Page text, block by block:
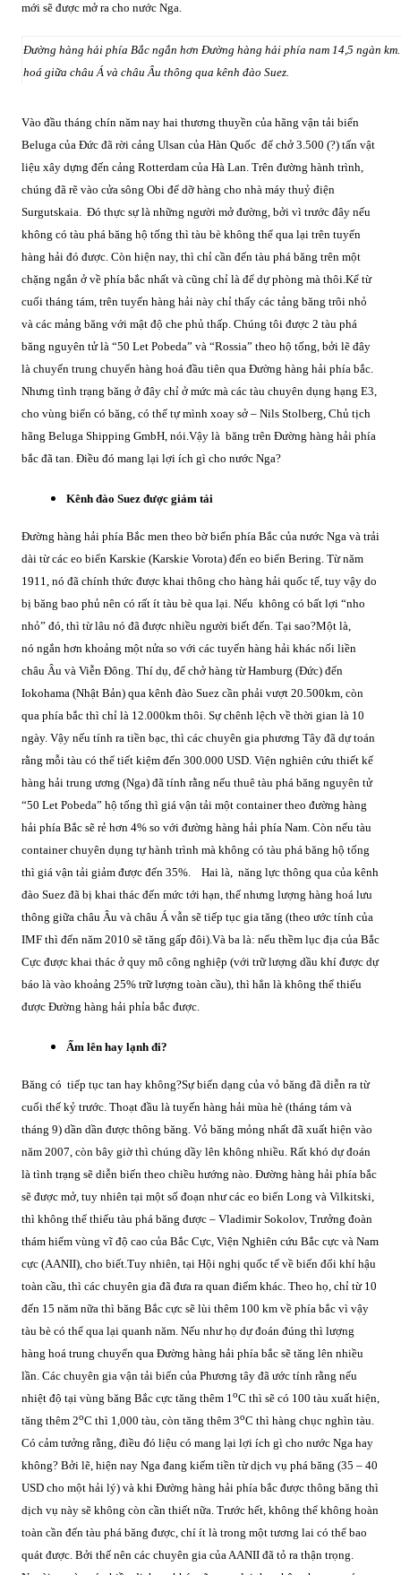
mới sẽ được mở ra cho nước Nga.
Đường hàng hải phía Bắc ngắn hơn Đường hàng hải phía nam 14,5 ngàn
hoá giữa châu Á và châu Âu thông qua kênh đào Suez.
Vào đầu tháng chín năm nay hai thương thuyền của hãng vận tải biển
Beluga của Đức đã rời cảng Ulsan của Hàn Quốc để chở 3.500 (?) tấn vật
liệu xây dựng đến cảng Rotterdam của Hà Lan. Trên đường hành trình,
chúng đã rẽ vào cửa sông Obi để dỡ hàng cho nhà máy thuỷ điện
Surgutskaia. Đó thực sự là những người mở đường, bởi vì trước đây nếu
không có tàu phá băng hộ tống thì tàu bè không thể qua lại trên tuyến
hàng hải đó được. Còn hiện nay, thì chỉ cần đến tàu phá băng trên một
chặng ngắn ở về phía bắc nhất và cũng chỉ là để dự phòng mà thôi.Kể từ
cuối tháng tám, trên tuyến hàng hải này chỉ thấy các tảng băng trôi nhỏ
và các mảng băng với mật độ che phủ thấp. Chúng tôi được 2 tàu phá
băng nguyên tử là “50 Let Pobeda” và “Rossia” theo hộ tống, bởi lẽ đây
là chuyến trung chuyển hàng hoá đầu tiên qua Đường hàng hải phía bắc.
Nhưng tình trạng băng ở đây chỉ ở mức mà các tàu chuyên dụng hạng E3,
cho vùng biển có băng, có thể tự mình xoay sở – Nils Stolberg, Chủ tịch
hãng Beluga Shipping GmbH, nói.Vậy là băng trên Đường hàng hải phía
bắc đã tan. Điều đó mang lại lợi ích gì cho nước Nga?
Kênh đào Suez được giảm tải
Đường hàng hải phía Bắc men theo bờ biển phía Bắc của nước Nga và trải
dài từ các eo biển Karskie (Karskie Vorota) đến eo biển Bering. Từ năm
1911, nó đã chính thức được khai thông cho hàng hải quốc tế, tuy vậy do
bị băng bao phủ nên có rất ít tàu bè qua lại. Nếu không có bất lợi “nho
nhỏ” đó, thì từ lâu nó đã được nhiều người biết đến. Tại sao?Một là,
nó ngắn hơn khoảng một nửa so với các tuyến hàng hải khác nối liền
châu Âu và Viễn Đông. Thí dụ, để chở hàng từ Hamburg (Đức) đến
Iokohama (Nhật Bản) qua kênh đào Suez cần phải vượt 20.500km, còn
qua phía bắc thì chỉ là 12.000km thôi. Sự chênh lệch về thời gian là 10
ngày. Vậy nếu tính ra tiền bạc, thì các chuyên gia phương Tây đã dự toán
rằng mỗi tàu có thể tiết kiệm đến 300.000 USD. Viện nghiên cứu thiết kế
hàng hải trung ương (Nga) đã tính rằng nếu thuê tàu phá băng nguyên tử
“50 Let Pobeda” hộ tống thì giá vận tải một container theo đường hàng
hải phía Bắc sẽ rẻ hơn 4% so với đường hàng hải phía Nam. Còn nếu tàu
container chuyên dụng tự hành trình mà không có tàu phá băng hộ tống
thì giá vận tải giảm được đến 35%. Hai là, năng lực thông qua của kênh
đào Suez đã bị khai thác đến mức tới hạn, thế nhưng lượng hàng hoá lưu
thông giữa châu Âu và châu Á vẫn sẽ tiếp tục gia tăng (theo ước tính của
IMF thì đến năm 2010 sẽ tăng gấp đôi).Và ba là: nếu thềm lục địa của Bắc
Cực được khai thác ở quy mô công nghiệp (với trữ lượng dầu khí được dự
báo là vào khoảng 25% trữ lượng toàn cầu), thì hẳn là không thể thiếu
được Đường hàng hải phỉa bắc được.
Ấm lên hay lạnh đi?
Băng có tiếp tục tan hay không?Sự biến dạng của vỏ băng đã diễn ra từ
cuối thế kỷ trước. Thoạt đầu là tuyến hàng hải mùa hè (tháng tám và
tháng 9) dần dần được thông băng. Vỏ băng mỏng nhất đã xuất hiện vào
năm 2007, còn bây giờ thì chúng dầy lên không nhiều. Rất khó dự đoán
là tình trạng sẽ diễn biến theo chiều hướng nào. Đường hàng hải phía bắc
sẽ được mở, tuy nhiên tại một số đoạn như các eo biển Long và Vilkitski,
thì không thể thiếu tàu phá băng được – Vladimir Sokolov, Trưởng đoàn
thám hiểm vùng vĩ độ cao của Bắc Cực, Viện Nghiên cứu Bắc cực và Nam
cực (AANII), cho biết.Tuy nhiên, tại Hội nghị quốc tế về biến đổi khí hậu
toàn cầu, thì các chuyên gia đã đưa ra quan điểm khác. Theo họ, chỉ từ 10
đến 15 năm nữa thì băng Bắc cực sẽ lùi thêm 100 km về phía bắc vì vậy
tàu bè có thể qua lại quanh năm. Nếu như họ dự đoán đúng thì lượng
hàng hoá trung chuyển qua Đường hàng hải phía bắc sẽ tăng lên nhiều
lần. Các chuyên gia vận tải biển của Phương tây đã ước tính rằng nếu
nhiệt độ tại vùng băng Bắc cực tăng thêm 1oC thì sẽ có 100 tàu xuất hiện,
tăng thêm 2oC thì 1,000 tàu, còn tăng thêm 3oC thì hàng chục nghìn tàu.
Có cảm tưởng rằng, điều đó liệu có mang lại lợi ích gì cho nước Nga hay
không? Bởi lẽ, hiện nay Nga đang kiếm tiền từ dịch vụ phá băng (35 – 40
USD cho một hải lý) và khi Đường hàng hải phía bắc được thông băng thì
dịch vụ này sẽ không còn cần thiết nữa. Trước hết, không thể không hoàn
toàn cần đến tàu phá băng được, chí ít là trong một tương lai có thể bao
quát được. Bởi thế nên các chuyên gia của AANII đã tỏ ra thận trọng.